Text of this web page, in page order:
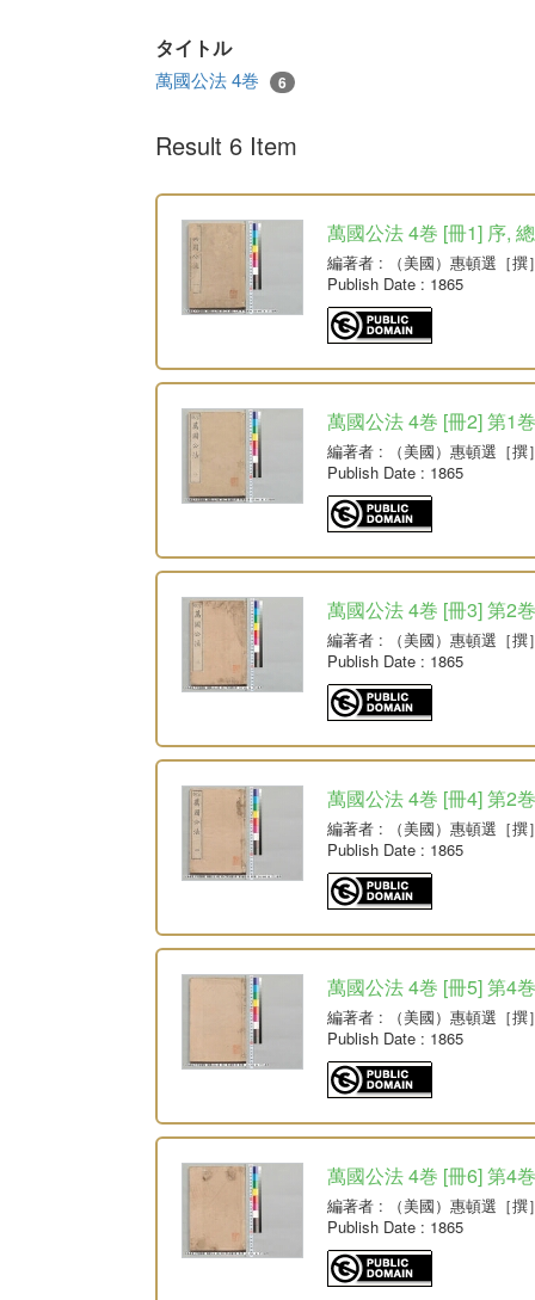
タイトル
萬國公法 4巻 6
Result 6 Item
萬國公法 4巻 [冊1] 序,
編著者 : （美國）惠頓選［撰
Publish Date : 1865
萬國公法 4巻 [冊2] 第1
編著者 : （美國）惠頓選［撰
Publish Date : 1865
萬國公法 4巻 [冊3] 第2
編著者 : （美國）惠頓選［撰
Publish Date : 1865
萬國公法 4巻 [冊4] 第2
編著者 : （美國）惠頓選［撰
Publish Date : 1865
萬國公法 4巻 [冊5] 第4
編著者 : （美國）惠頓選［撰
Publish Date : 1865
萬國公法 4巻 [冊6] 第4
編著者 : （美國）惠頓選［撰
Publish Date : 1865